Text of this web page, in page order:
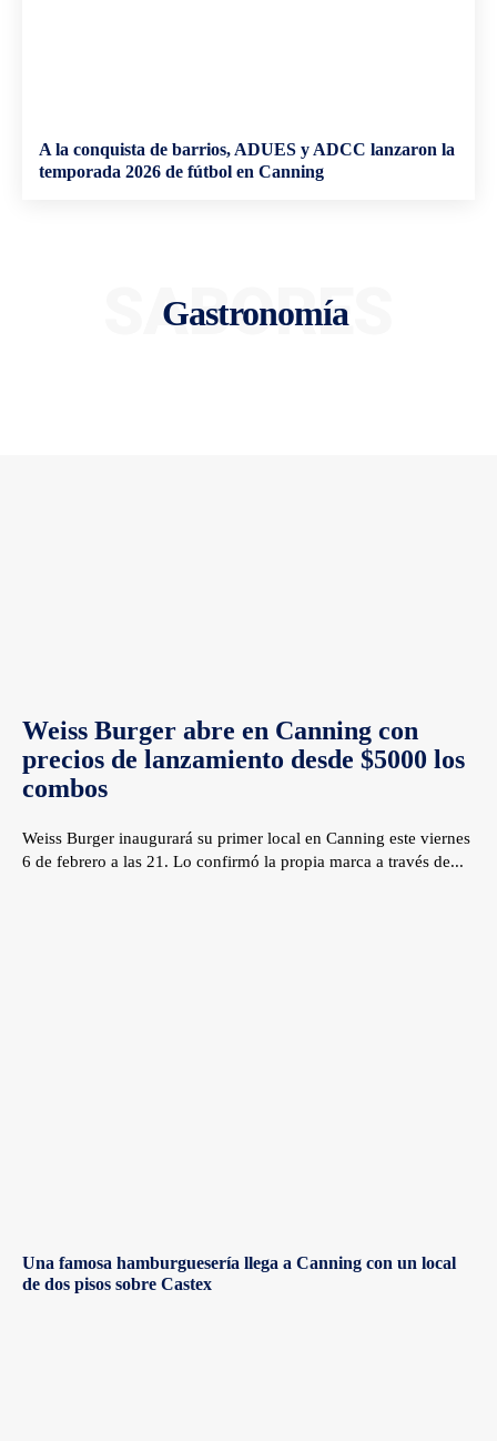
A la conquista de barrios, ADUES y ADCC lanzaron la
temporada 2026 de fútbol en Canning
Gastronomía
SABORES
Weiss Burger abre en Canning con
precios de lanzamiento desde $5000 los
combos
Weiss Burger inaugurará su primer local en Canning este viernes
6 de febrero a las 21. Lo confirmó la propia marca a través de...
Una famosa hamburguesería llega a Canning con un local
de dos pisos sobre Castex